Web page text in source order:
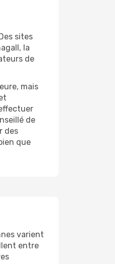
sites
la
de
mais
de
des
que
varient
entre